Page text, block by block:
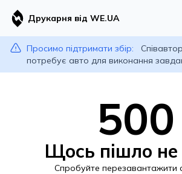
Друкарня від WE.UA
Просимо підтримати збір:
потребує авто для виконання
500
Щось пішло не
Спробуйте перезавантажити